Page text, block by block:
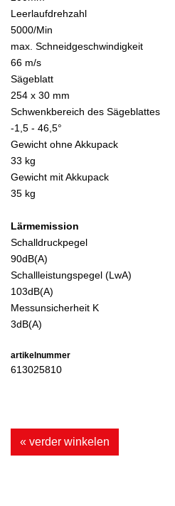
Leerlaufdrehzahl
5000/Min
max. Schneidgeschwindigkeit
66 m/s
Sägeblatt
254 x 30 mm
Schwenkbereich des Sägeblattes
-1,5 - 46,5°
Gewicht ohne Akkupack
33 kg
Gewicht mit Akkupack
35 kg
Lärmemission
Schalldruckpegel
90dB(A)
Schallleistungspegel (LwA)
103dB(A)
Messunsicherheit K
3dB(A)
artikelnummer
613025810
« verder winkelen